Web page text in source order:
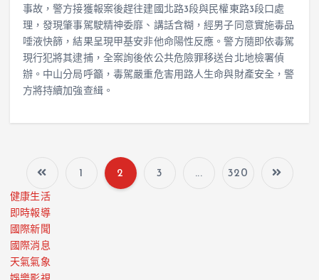
事故，警方接獲報案後趕往建國北路3段與民權東路3段口處
理，發現肇事駕駛精神委靡、講話含糊，經男子同意實施毒品
唾液快篩，結果呈現甲基安非他命陽性反應。警方隨即依毒駕
現行犯將其逮捕，全案詢後依公共危險罪移送台北地檢署偵
辦。中山分局呼籲，毒駕嚴重危害用路人生命與財產安全，警
方將持續加強查緝。
1 2 3 ... 320
健康生活
即時報導
國際新聞
國際消息
天氣氣象